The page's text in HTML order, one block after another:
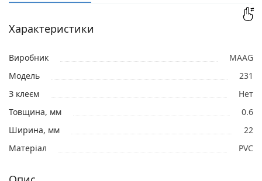
Характеристики
Виробник
MAAG
Модель
231
З клеєм
Нет
Товщина, мм
0.6
Ширина, мм
22
Матеріал
PVC